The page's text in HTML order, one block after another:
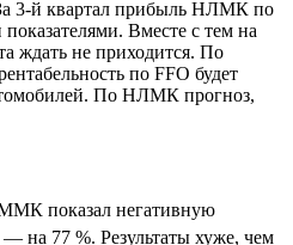
3-й квартал прибыль НЛМК по
Вместе с тем на
ждать не приходится. По
по FFO будет
По НЛМК прогноз,
ММК показал негативную
на 77 %. Результаты хуже, чем